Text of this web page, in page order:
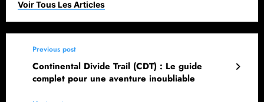
Previous post
Continental Divide Trail (CDT) : Le guide
complet pour une aventure inoubliable